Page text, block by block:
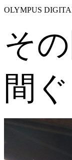
OLYMPUS
そ
間